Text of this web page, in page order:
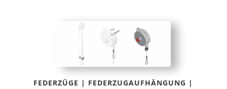
FEDERZÜGE | FEDERZUGAUFHÄNGUNG |